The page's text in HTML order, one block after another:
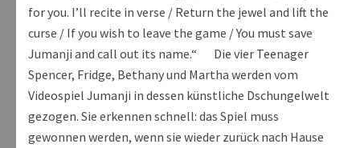
for you. I’ll recite in verse / Return the jewel and lift the
curse / If you wish to leave the game / You must save
Jumanji and call out its name.“ Die vier Teenager
Spencer, Fridge, Bethany und Martha werden vom
Videospiel Jumanji in dessen künstliche Dschungelwelt
gezogen. Sie erkennen schnell: das Spiel muss
gewonnen werden, wenn sie wieder zurück nach Hause